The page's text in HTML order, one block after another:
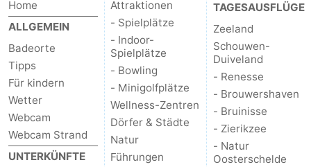
Home
ALLGEMEIN
Badeorte
Tipps
Für kindern
Wetter
Webcam
Webcam Strand
UNTERKÜNFTE
Attraktionen
- Spielplätze
- Indoor-
Spielplätze
- Bowling
- Minigolfplätze
Wellness-Zentren
Dörfer & Städte
Natur
Führungen
TAGESAUSFLÜGE
Zeeland
Schouwen-
Duiveland
- Renesse
- Brouwershaven
- Bruinisse
- Zierikzee
- Natur
Oosterschelde